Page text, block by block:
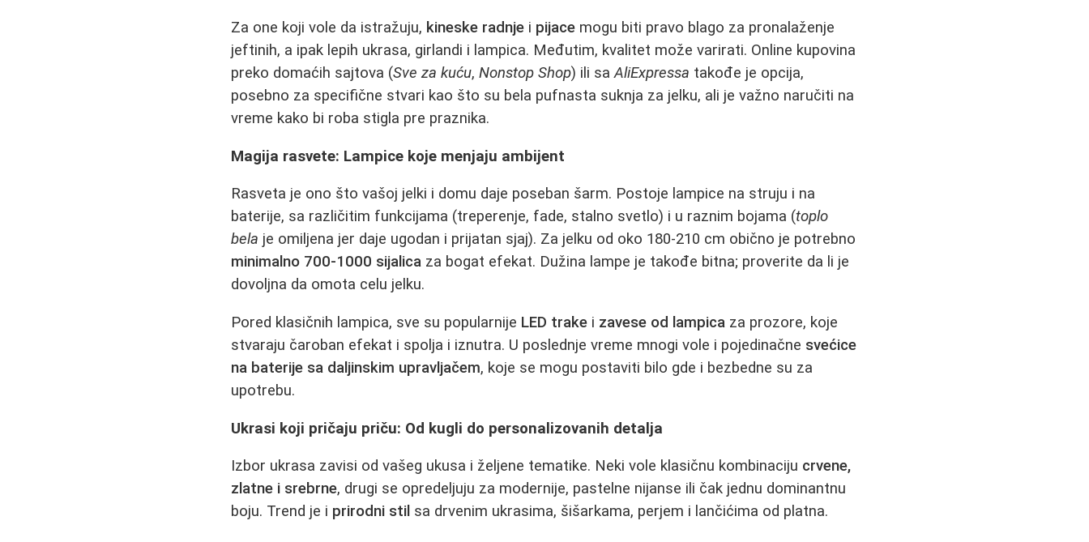
Za one koji vole da istražuju, kineske radnje i pijace mogu biti pravo blago za pronalaženje
jeftinih, a ipak lepih ukrasa, girlandi i lampica. Međutim, kvalitet može varirati. Online kupovina
preko domaćih sajtova (Sve za kuću,Nonstop Shop) ili saAliExpressa takođe je opcija,
posebno za specifične stvari kao što su bela pufnasta suknja za jelku, ali je važno naručiti na
vreme kako bi roba stigla pre praznika.
Magija rasvete: Lampice koje menjaju ambijent
Rasveta je ono što vašoj jelki i domu daje poseban šarm. Postoje lampice na struju i na
baterije, sa različitim funkcijama (treperenje, fade, stalno svetlo) i u raznim bojama (toplo
bela je omiljena jer daje ugodan i prijatan sjaj). Za jelku od oko 180-210 cm obično je potrebno
minimalno 700-1000 sijalica za bogat efekat. Dužina lampe je takođe bitna; proverite da li je
dovoljna da omota celu jelku.
Pored klasičnih lampica, sve su popularnije LED trake i zavese od lampica za prozore, koje
stvaraju čaroban efekat i spolja i iznutra. U poslednje vreme mnogi vole i pojedinačne svećice
na baterije sa daljinskim upravljačem, koje se mogu postaviti bilo gde i bezbedne su za
upotrebu.
Ukrasi koji pričaju priču: Od kugli do personalizovanih detalja
Izbor ukrasa zavisi od vašeg ukusa i željene tematike. Neki vole klasičnu kombinaciju crvene,
zlatne i srebrne, drugi se opredeljuju za modernije, pastelne nijanse ili čak jednu dominantnu
boju. Trend je i prirodni stil sa drvenim ukrasima, šišarkama, perjem i lančićima od platna.